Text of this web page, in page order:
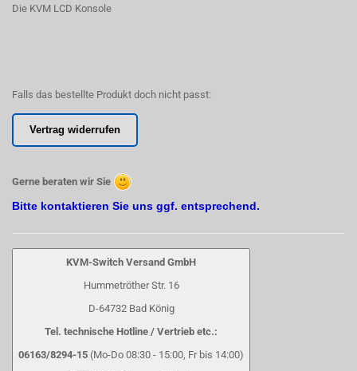
Die KVM LCD Konsole
Falls das bestellte Produkt doch nicht passt:
Vertrag widerrufen
Gerne beraten wir Sie
Bitte kontaktieren Sie uns ggf. entsprechend.
KVM-Switch Versand GmbH
Hummetröther Str. 16
D-64732 Bad König
Tel. technische Hotline / Vertrieb etc.:
06163/8294-15 (Mo-Do 08:30 - 15:00, Fr bis 14:00)